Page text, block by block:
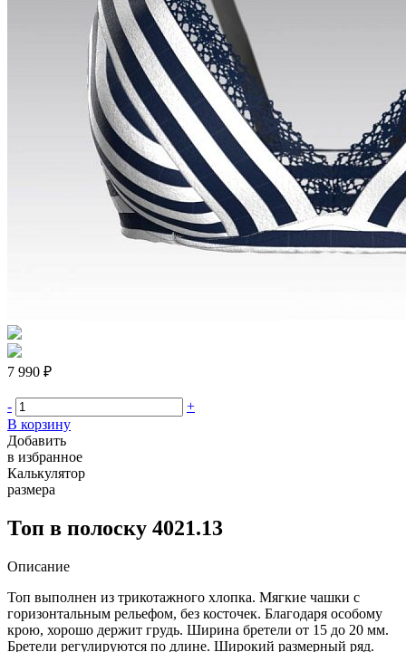
7 990 ₽
-
+
В корзину
Добавить
в избранное
Калькулятор
размера
Топ в полоску 4021.13
Описание
Топ выполнен из трикотажного хлопка. Мягкие чашки с
горизонтальным рельефом, без косточек. Благодаря особому
крою, хорошо держит грудь. Ширина бретели от 15 до 20 мм.
Бретели регулируются по длине. Широкий размерный ряд.